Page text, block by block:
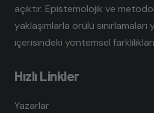
açıktır. Epistemolojik ve
yaklaşımlarla örülü
içerisindeki yöntemsel
Hızlı Linkler
Yazarlar